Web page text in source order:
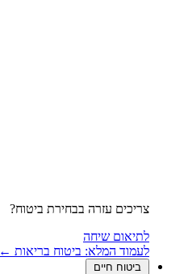
צריכים עזרה בבחירת ביטוח?
לתיאום שיחה
לעמוד המלא: ביטוח בריאות ←
ביטוח חיים